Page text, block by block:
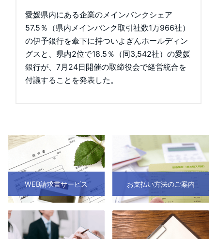
愛媛県内にある企業のメインバンクシェア
57.5％（県内メインバンク取引社数1万966社）
の伊予銀行を傘下に持ついよぎんホールディン
グスと、県内2位で18.5％（同3,542社）の愛媛
銀行が、7月24日開催の取締役会で経営統合を
付議することを発表した。
WEB請求書サービス お支払い方法のご案内